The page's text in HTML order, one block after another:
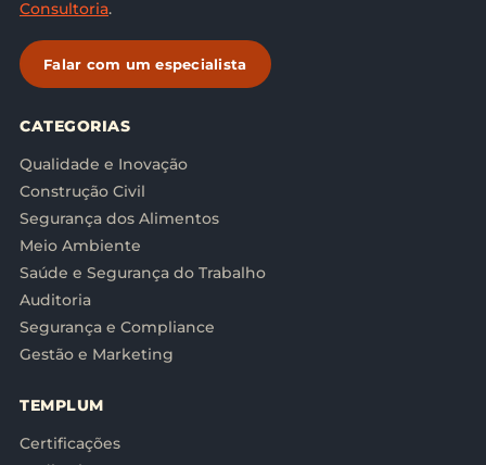
Consultoria.
Falar com um especialista
CATEGORIAS
Qualidade e Inovação
Construção Civil
Segurança dos Alimentos
Meio Ambiente
Saúde e Segurança do Trabalho
Auditoria
Segurança e Compliance
Gestão e Marketing
TEMPLUM
Certificações